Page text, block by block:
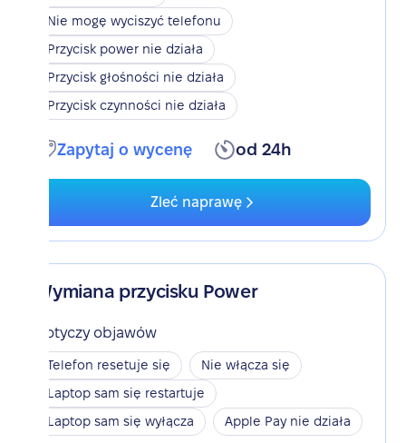
Nie mogę wyciszyć telefonu
Przycisk power nie działa
Przycisk głośności nie działa
Przycisk czynności nie działa
Zapytaj o wycenę od 24h
Zleć naprawę
Wymiana przycisku Power
Dotyczy objawów
Telefon resetuje się
Nie włącza się
Laptop sam się restartuje
Laptop sam się wyłącza
Apple Pay nie działa